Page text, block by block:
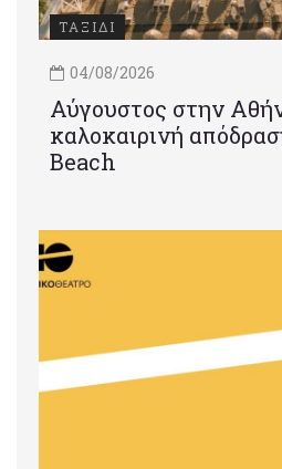
ΤΑΞΙΔΙ
04/08/2026
Αύγουστος στην
καλοκαιρινή
Beach